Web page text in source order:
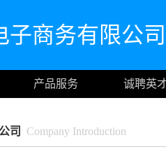
商务有限公司
产品服务
诚聘英
司
Company Introduction